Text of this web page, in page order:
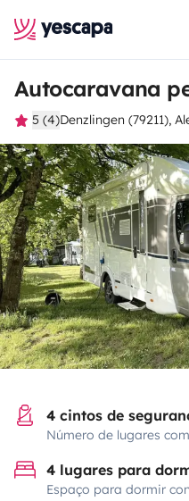
Autocaravana
5 (4)Denzlingen (79211),
4 cintos de
Número de lugares
4 lugares para
Espaço para dormir